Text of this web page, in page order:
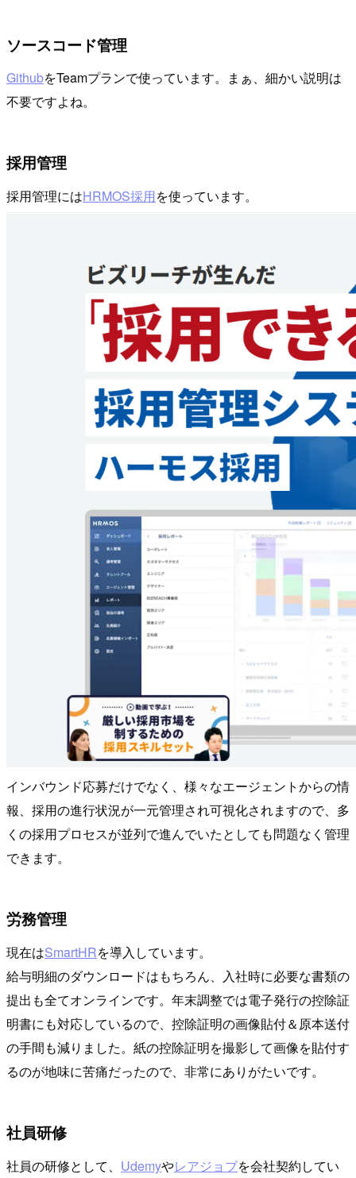
ソースコード管理
GithubをTeamプランで使っています。まぁ、細かい説明は
不要ですよね。
採用管理
採用管理にはHRMOS採用を使っています。
インバウンド応募だけでなく、様々なエージェントからの情
報、採用の進行状況が一元管理され可視化されますので、多
くの採用プロセスが並列で進んでいたとしても問題なく管理
できます。
労務管理
現在はSmartHRを導入しています。
給与明細のダウンロードはもちろん、入社時に必要な書類の
提出も全てオンラインです。年末調整では電子発行の控除証
明書にも対応しているので、控除証明の画像貼付＆原本送付
の手間も減りました。紙の控除証明を撮影して画像を貼付す
るのが地味に苦痛だったので、非常にありがたいです。
社員研修
社員の研修として、 Udemyやレアジョブを会社契約してい